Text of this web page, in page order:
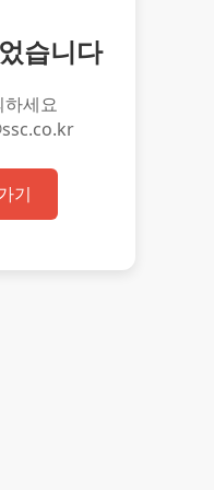
습니다
하세요
기